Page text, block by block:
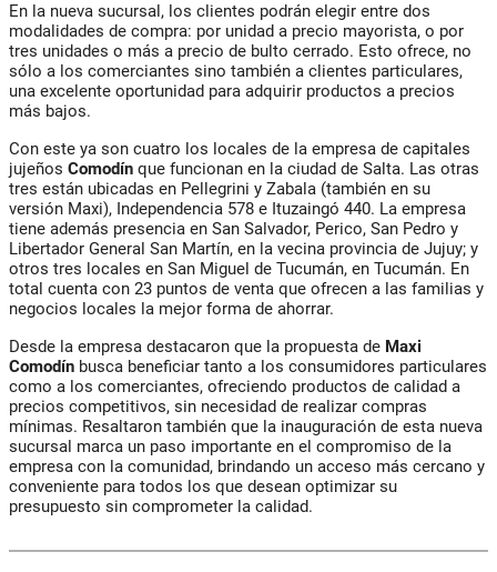
En la nueva sucursal, los clientes podrán elegir entre dos
modalidades de compra: por unidad a precio mayorista, o por
tres unidades o más a precio de bulto cerrado. Esto ofrece, no
sólo a los comerciantes sino también a clientes particulares,
una excelente oportunidad para adquirir productos a precios
más bajos.
Con este ya son cuatro los locales de la empresa de capitales
jujeños Comodín que funcionan en la ciudad de Salta. Las otras
tres están ubicadas en Pellegrini y Zabala (también en su
versión Maxi), Independencia 578 e Ituzaingó 440. La empresa
tiene además presencia en San Salvador, Perico, San Pedro y
Libertador General San Martín, en la vecina provincia de Jujuy; y
otros tres locales en San Miguel de Tucumán, en Tucumán. En
total cuenta con 23 puntos de venta que ofrecen a las familias y
negocios locales la mejor forma de ahorrar.
Desde la empresa destacaron que la propuesta de Maxi
Comodín busca beneficiar tanto a los consumidores particulares
como a los comerciantes, ofreciendo productos de calidad a
precios competitivos, sin necesidad de realizar compras
mínimas. Resaltaron también que la inauguración de esta nueva
sucursal marca un paso importante en el compromiso de la
empresa con la comunidad, brindando un acceso más cercano y
conveniente para todos los que desean optimizar su
presupuesto sin comprometer la calidad.